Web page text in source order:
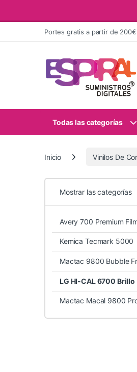
Ir al contenidoPortes gratis a partir de
Todas las categorías
Inicio Vinilos De
Mostrar las categorías
Avery 700 Premium
Kemica Tecmark 5000
Mactac 9800 Bubble
LG HI-CAL 6700 Brillo
Mactac Macal 9800